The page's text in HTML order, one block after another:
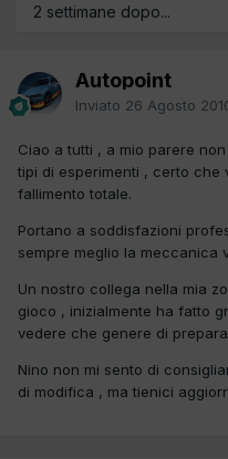
2 settimane dopo...
Autopoint
Inviato 26 Agosto
Ciao a tutti , a mio parere
tipi di esperimenti , certo che
fallimento totale.
Portano a soddisfazioni
sempre meglio la meccanica
Un nostro collega nella mia
gioco , inizialmente ha fatto
vedere che genere di
Nino non mi sento di
di modifica , ma tienici